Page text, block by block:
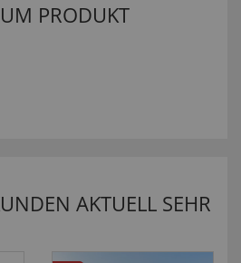
PRODUKT
AKTUELL SEHR